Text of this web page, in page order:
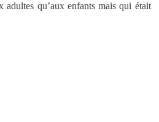
adultes qu’aux enfants mais qui était